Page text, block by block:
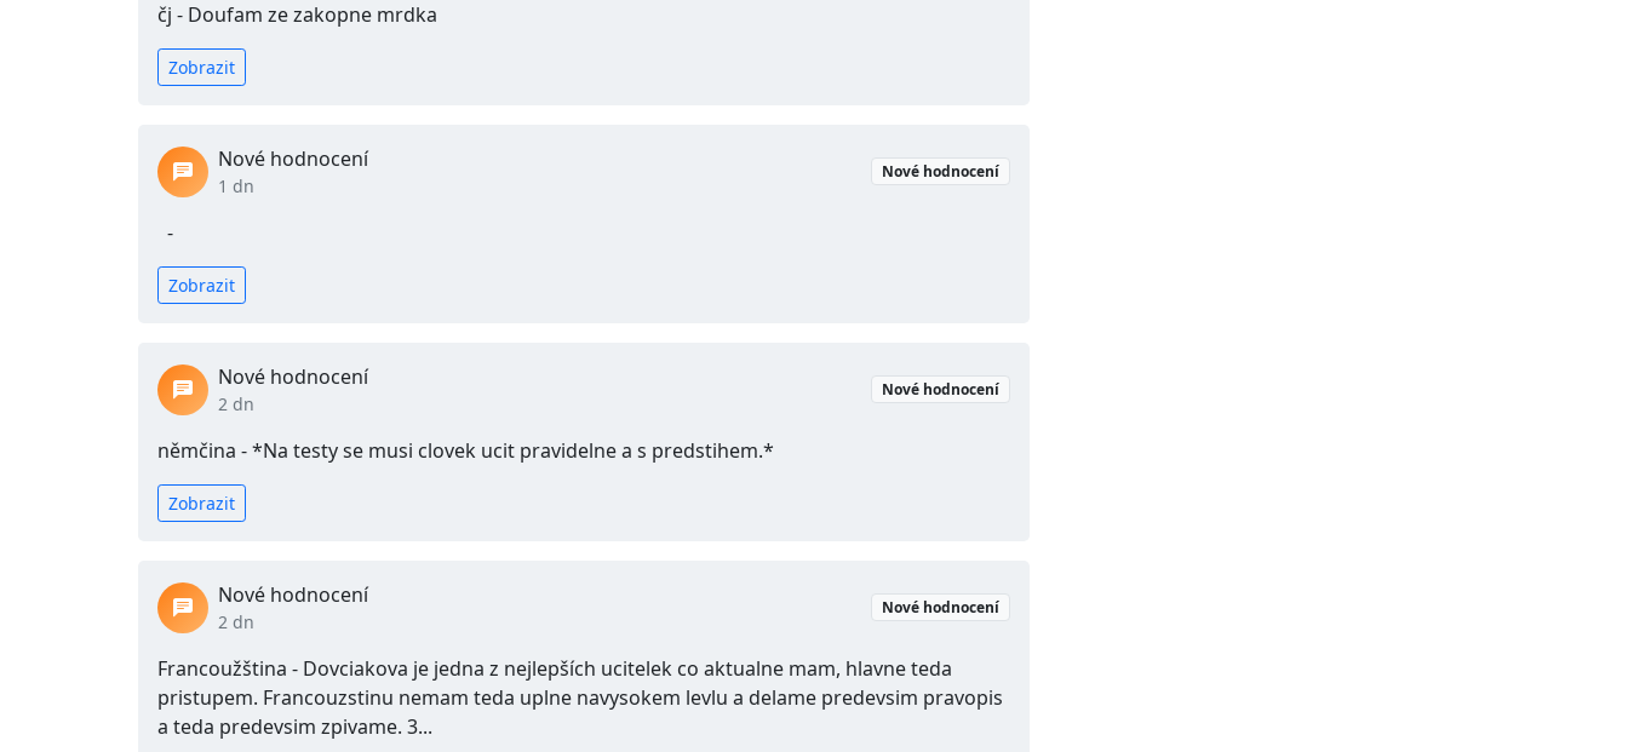
čj - Doufam ze zakopne mrdka
Zobrazit
Nové hodnocení
1 dn
Nové hodnocení
‎ ‎ - ‎ ‎
Zobrazit
Nové hodnocení
2 dn
Nové hodnocení
němčina - *Na testy se musi clovek ucit pravidelne a s predstihem.*
Zobrazit
Nové hodnocení
2 dn
Nové hodnocení
Francoužština - Dovciakova je jedna z nejlepších ucitelek co aktualne mam, hlavne teda
pristupem. Francouzstinu nemam teda uplne navysokem levlu a delame predevsim pravopis
a teda predevsim zpivame. 3...